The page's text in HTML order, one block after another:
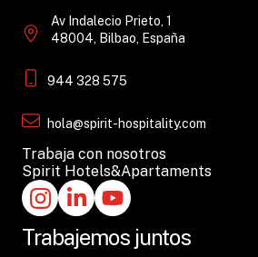
Av Indalecio Prieto, 1
48004, Bilbao, España
944 328 575
hola@spirit-hospitality.com
Trabaja con nosotros
Spirit Hotels&Apartaments
Trabajemos juntos